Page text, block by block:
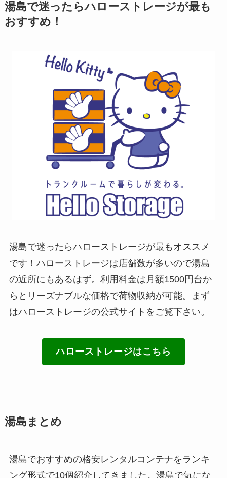
湯島で迷ったらハローストレージが最も
おすすめ！
湯島で迷ったらハローストレージが最もオススメ
です！ハローストレージは店舗数が多いので湯島
の近所にもあるはず。利用料金は月額1500円台か
らとリーズナブルな価格で荷物収納が可能。まず
はハローストレージの公式サイトをご覧下さい。
ハローストレージはこちら
湯島まとめ
湯島でおすすめの格安レンタルコンテナをランキ
ング形式で10個紹介してきました。湯島で気にな